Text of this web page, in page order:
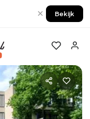
× Bekijk